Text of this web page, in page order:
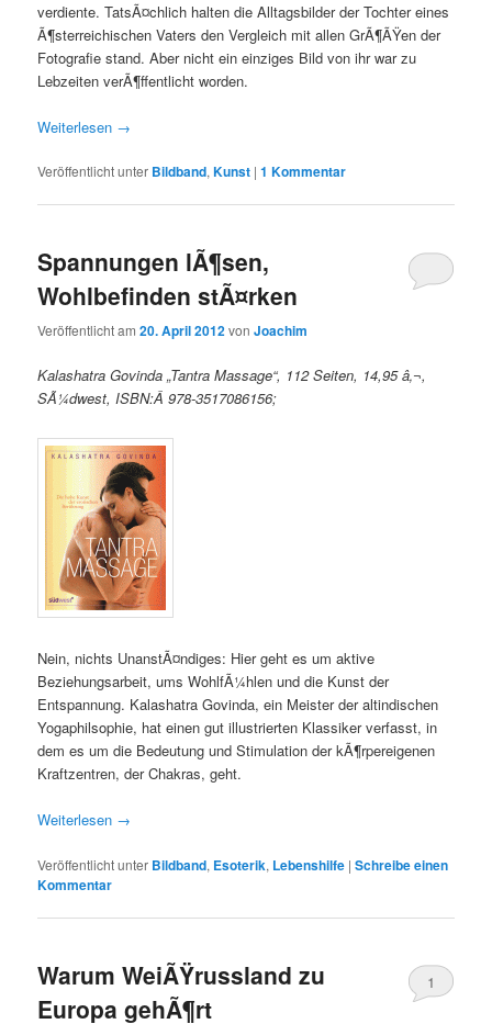
verdiente. TatsÃ¤chlich halten die Alltagsbilder der Tochter eines
Ã¶sterreichischen Vaters den Vergleich mit allen GrÃ¶ÃŸen der
Fotografie stand. Aber nicht ein einziges Bild von ihr war zu
Lebzeiten verÃ¶ffentlicht worden.
Weiterlesen →
Veröffentlicht unter Bildband,Kunst |1 Kommentar
Spannungen lÃ¶sen,
Wohlbefinden stÃ¤rken
Veröffentlicht am20. April 2012vonJoachim
Kalashatra Govinda „Tantra Massage“, 112 Seiten, 14,95 â‚¬,
SÃ¼dwest, ISBN:Â 978-3517086156;
Nein, nichts UnanstÃ¤ndiges: Hier geht es um aktive
Beziehungsarbeit, ums WohlfÃ¼hlen und die Kunst der
Entspannung. Kalashatra Govinda, ein Meister der altindischen
Yogaphilsophie, hat einen gut illustrierten Klassiker verfasst, in
dem es um die Bedeutung und Stimulation der kÃ¶rpereigenen
Kraftzentren, der Chakras, geht.
Weiterlesen →
Veröffentlicht unter Bildband, Esoterik, Lebenshilfe |Schreibe einen
Kommentar
Warum WeiÃŸrussland zu
Europa gehÃ¶rt
1